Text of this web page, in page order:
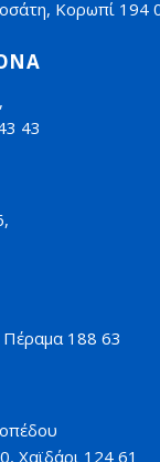
Κορωπί 194
43
188 63
Χαϊδάρι 124 61